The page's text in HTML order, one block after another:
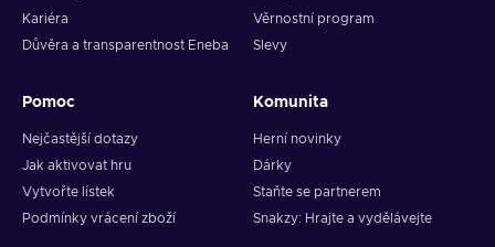
Kariéra
Důvěra a transparentnost Eneba
Věrnostní program
Slevy
Pomoc
Nejčastější dotazy
Jak aktivovat hru
Vytvořte lístek
Podmínky vrácení zboží
Komunita
Herní novinky
Dárky
Staňte se partnerem
Snakzy: Hrajte a vydělávejte